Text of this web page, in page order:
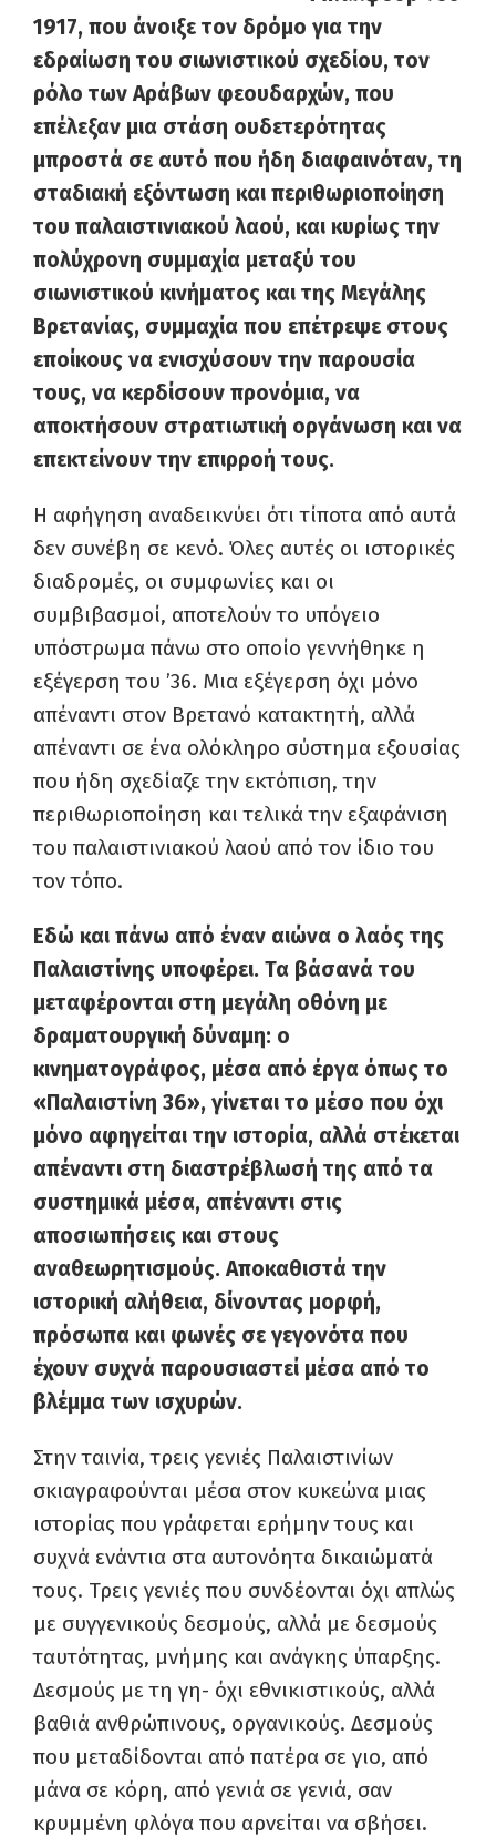
1917, που άνοιξε τον δρόμο για την
εδραίωση του σιωνιστικού σχεδίου, τον
ρόλο των Αράβων φεουδαρχών, που
επέλεξαν μια στάση ουδετερότητας
μπροστά σε αυτό που ήδη διαφαινόταν, τη
σταδιακή εξόντωση και περιθωριοποίηση
του παλαιστινιακού λαού, και κυρίως την
πολύχρονη συμμαχία μεταξύ του
σιωνιστικού κινήματος και της Μεγάλης
Βρετανίας, συμμαχία που επέτρεψε στους
εποίκους να ενισχύσουν την παρουσία
τους, να κερδίσουν προνόμια, να
αποκτήσουν στρατιωτική οργάνωση και να
επεκτείνουν την επιρροή τους.
Η αφήγηση αναδεικνύει ότι τίποτα από αυτά
δεν συνέβη σε κενό. Όλες αυτές οι ιστορικές
διαδρομές, οι συμφωνίες και οι
συμβιβασμοί, αποτελούν το υπόγειο
υπόστρωμα πάνω στο οποίο γεννήθηκε η
εξέγερση του ’36. Μια εξέγερση όχι μόνο
απέναντι στον Βρετανό κατακτητή, αλλά
απέναντι σε ένα ολόκληρο σύστημα εξουσίας
που ήδη σχεδίαζε την εκτόπιση, την
περιθωριοποίηση και τελικά την εξαφάνιση
του παλαιστινιακού λαού από τον ίδιο του
τον τόπο.
Εδώ και πάνω από έναν αιώνα ο λαός της
Παλαιστίνης υποφέρει. Τα βάσανά του
μεταφέρονται στη μεγάλη οθόνη με
δραματουργική δύναμη: ο
κινηματογράφος, μέσα από έργα όπως το
«Παλαιστίνη 36», γίνεται το μέσο που όχι
μόνο αφηγείται την ιστορία, αλλά στέκεται
απέναντι στη διαστρέβλωσή της από τα
συστημικά μέσα, απέναντι στις
αποσιωπήσεις και στους
αναθεωρητισμούς. Αποκαθιστά την
ιστορική αλήθεια, δίνοντας μορφή,
πρόσωπα και φωνές σε γεγονότα που
έχουν συχνά παρουσιαστεί μέσα από το
βλέμμα των ισχυρών.
Στην ταινία, τρεις γενιές Παλαιστινίων
σκιαγραφούνται μέσα στον κυκεώνα μιας
ιστορίας που γράφεται ερήμην τους και
συχνά ενάντια στα αυτονόητα δικαιώματά
τους. Τρεις γενιές που συνδέονται όχι απλώς
με συγγενικούς δεσμούς, αλλά με δεσμούς
ταυτότητας, μνήμης και ανάγκης ύπαρξης.
Δεσμούς με τη γη- όχι εθνικιστικούς, αλλά
βαθιά ανθρώπινους, οργανικούς. Δεσμούς
που μεταδίδονται από πατέρα σε γιο, από
μάνα σε κόρη, από γενιά σε γενιά, σαν
κρυμμένη φλόγα που αρνείται να σβήσει.